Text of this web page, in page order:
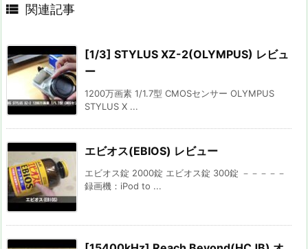
 関連記事
[1/3] STYLUS XZ-2(OLYMPUS) レビュ
ー
1200万画素 1/1.7型 CMOSセンサー OLYMPUS
STYLUS X ...
エビオス(EBIOS) レビュー
エビオス錠 2000錠 エビオス錠 300錠 －－－－－
録画機：iPod to ...